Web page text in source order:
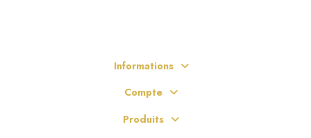
Informations
Compte
Produits